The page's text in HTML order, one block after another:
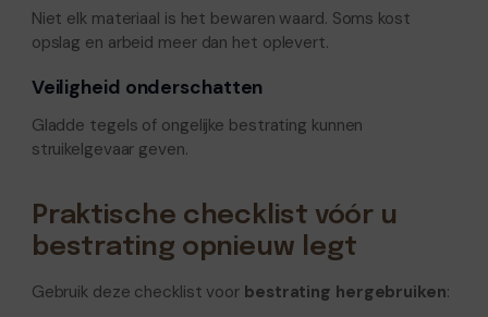
Niet elk materiaal is het bewaren waard. Soms kost
opslag en arbeid meer dan het oplevert.
Veiligheid onderschatten
Gladde tegels of ongelijke bestrating kunnen
struikelgevaar geven.
Praktische checklist vóór u
bestrating opnieuw legt
Gebruik deze checklist voor bestrating hergebruiken: